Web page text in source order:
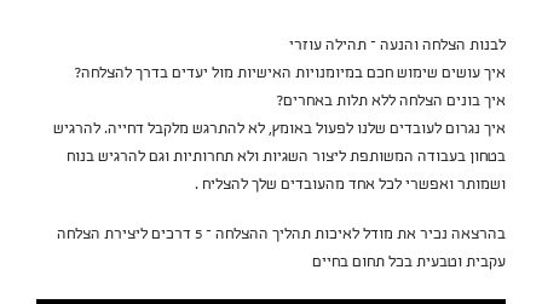
לבנות הצלחה והנעה – תהילה עוזרי
איך עושים שימוש חכם במיומנויות האישיות מול יעדים בדרך להצלחה?
איך בונים הצלחה ללא תלות באחרים?
איך נגרום לעובדים שלנו לפעול באומץ, לא להתרגש מלקבל דחייה. להרגיש
בטחון בעבודה המשותפת ליצור השגיות ולא תחרותיות וגם להרגיש בנוח
ושמותר ואפשרי לכל אחד מהעובדים שלך להצליח .
בהרצאה נכיר את מודל לאיכות תהליך ההצלחה – 5 דרכים ליצירת הצלחה
עקבית וטבעית בכל תחום בחיים